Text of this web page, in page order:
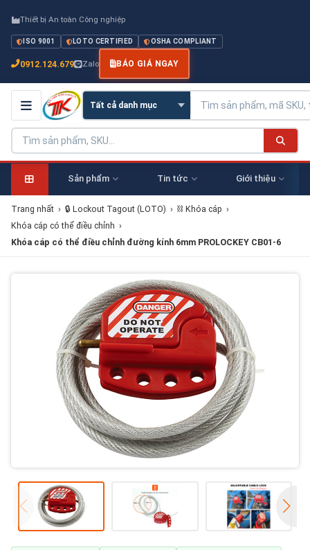
Thiết bị An toàn Công nghiệp
ISO 9001 LOTO CERTIFIED OSHA COMPLIANT
0912.124.679 Zalo BÁO GIÁ NGAY
Sản phẩm Tin tức Giới thiệu
Trang nhất › 🔒 Lockout Tagout (LOTO) › ⛓ Khóa cáp ›
Khóa cáp có thể điều chỉnh ›
Khóa cáp có thể điều chỉnh đường kính 6mm PROLOCKEY CB01-6